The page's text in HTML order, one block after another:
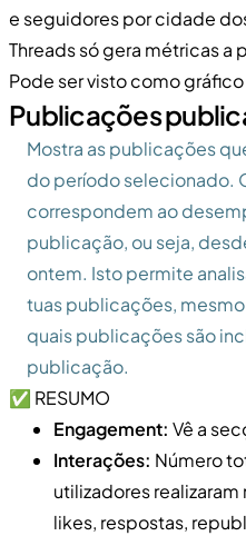
e seguidores por cidade
Threads só gera métricas a
Pode ser visto como
Publicações
Mostra as publicações
do período selecionado.
correspondem ao
publicação, ou seja,
ontem. Isto permite
tuas publicações,
quais publicações são
publicação.
✅ RESUMO
Engagement: Vê a
Interações: Número
utilizadores
likes, respostas,